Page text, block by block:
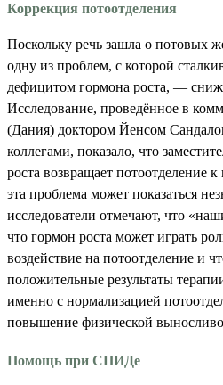
Коррекция потоотделения
Поскольку речь зашла о потовых
одну из проблем, с которой
дефицитом гормона роста, —
Исследование, проведённое в
(Дания) доктором Йенсом
коллегами, показало, что
роста возвращает потоотделение
эта проблема может показаться
исследователи отмечают, что
что гормон роста может играть
воздействие на потоотделение и
положительные результаты
именно с нормализацией
повышение физической
Помощь при СПИДе